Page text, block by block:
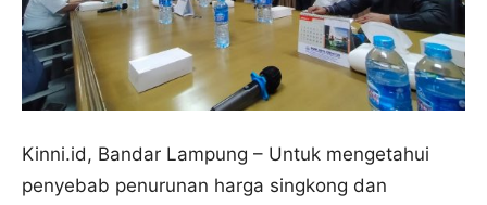
Kinni.id, Bandar Lampung – Untuk mengetahui
penyebab penurunan harga singkong dan